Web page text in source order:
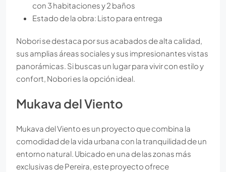
con 3 habitaciones y 2 baños
Estado de la obra: Listo para entrega
Nobori se destaca por sus acabados de alta calidad,
sus amplias áreas sociales y sus impresionantes vistas
panorámicas. Si buscas un lugar para vivir con estilo y
confort, Nobori es la opción ideal.
Mukava del Viento
Mukava del Viento es un proyecto que combina la
comodidad de la vida urbana con la tranquilidad de un
entorno natural. Ubicado en una de las zonas más
exclusivas de Pereira, este proyecto ofrece